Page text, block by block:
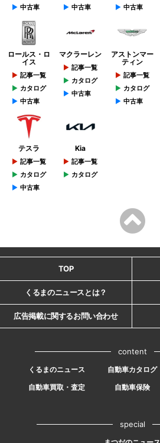
中古車
中古車
中古車
ロールス・ロ
イス
記事一覧
カタログ
中古車
マクラーレン
記事一覧
カタログ
中古車
アストンマー
ティン
記事一覧
カタログ
中古車
テスラ
記事一覧
カタログ
中古車
Kia
記事一覧
カタログ
TOP
くるまのニュースとは？
広告掲載に関するお問い合わせ
content
くるまのニュース 自動車カタログ
自動車買取・査定
自動車保険
special